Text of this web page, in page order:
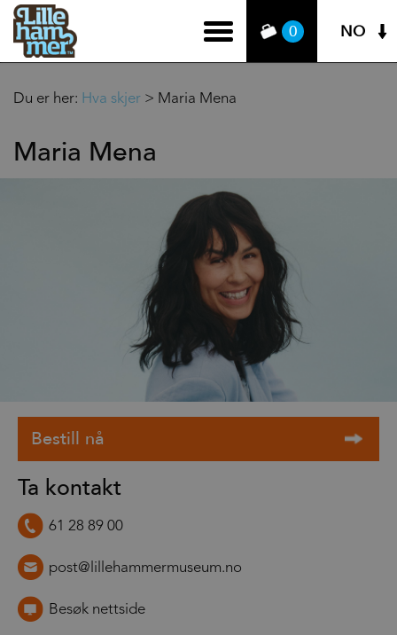
0 NO
Du er her: Hva skjer > Maria Mena
Maria Mena
Ta kontakt
61 28 89 00
post@lillehammermuseum.no
Besøk nettside